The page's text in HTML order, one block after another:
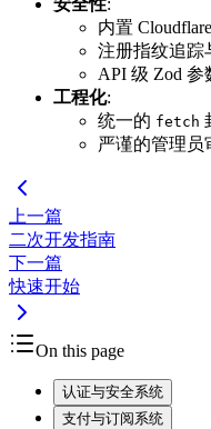
安全性:
内置
注册指纹追踪
API 级 Zod 参
工程化:
统一的 fetch
严谨的管理员
上一篇
二次开发指南
下一篇
快速开始
On this page
认证与安全系统
支付与订阅系统